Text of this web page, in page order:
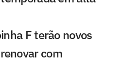
F terão novos
com